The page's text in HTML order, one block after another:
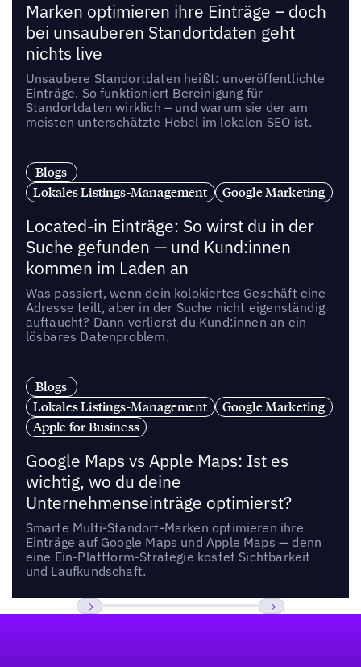
Marken optimieren ihre Einträge – doch
bei unsauberen Standortdaten geht
nichts live
Unsaubere Standortdaten heißt: unveröffentlichte
Einträge. So funktioniert Bereinigung für
Standortdaten wirklich – und warum sie der am
meisten unterschätzte Hebel im lokalen SEO ist.
Blogs
Lokales Listings-Management
Google Marketing
Located-in Einträge: So wirst du in der
Suche gefunden — und Kund:innen
kommen im Laden an
Was passiert, wenn dein kolokiertes Geschäft eine
Adresse teilt, aber in der Suche nicht eigenständig
auftaucht? Dann verlierst du Kund:innen an ein
lösbares Datenproblem.
Blogs
Lokales Listings-Management
Google Marketing
Apple for Business
Google Maps vs Apple Maps: Ist es
wichtig, wo du deine
Unternehmenseinträge optimierst?
Smarte Multi-Standort-Marken optimieren ihre
Einträge auf Google Maps und Apple Maps — denn
eine Ein-Plattform-Strategie kostet Sichtbarkeit
und Laufkundschaft.